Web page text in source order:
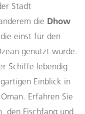
Stadt
die Dhow
einst für den
genutzt wurde.
Schiffe lebendig
Einblick in
Erfahren Sie
den Fischfang und